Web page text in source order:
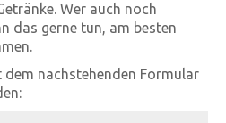
Wer auch noch
das gerne tun, am besten
dem nachstehenden Formular